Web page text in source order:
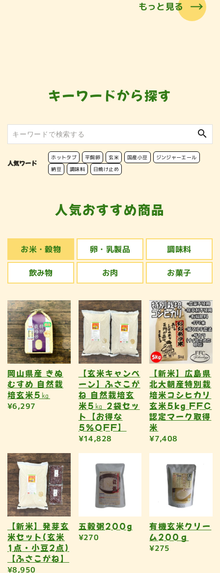
もっと見る
キーワードから探す
search
人気ワード
ホットタブ 平飼卵 玄米 国産小豆
ジンジャーエール
納豆
調味料 日焼け止め
人気おすすめ商品
お米・穀物 卵・乳製品 調味料
飲み物 お肉 お菓子
岡山県産 きぬ
むすめ 自然栽
培玄米5㎏
¥6,297
【玄米キャンペ
ーン】ふさこが
ね 自然栽培玄
米5㎏ 2袋セッ
ト【お得な
5％OFF】
¥14,828
【新米】広島県
北大朝産特別栽
培米コシヒカリ
玄米5kg FFC
認定マーク取得
米
¥7,408
【新米】発芽玄
米セット(玄米
1点・小豆2点)
【ふさこがね】
¥8,950
五穀粥200g
¥270
有機玄米クリー
ム200ｇ
¥275